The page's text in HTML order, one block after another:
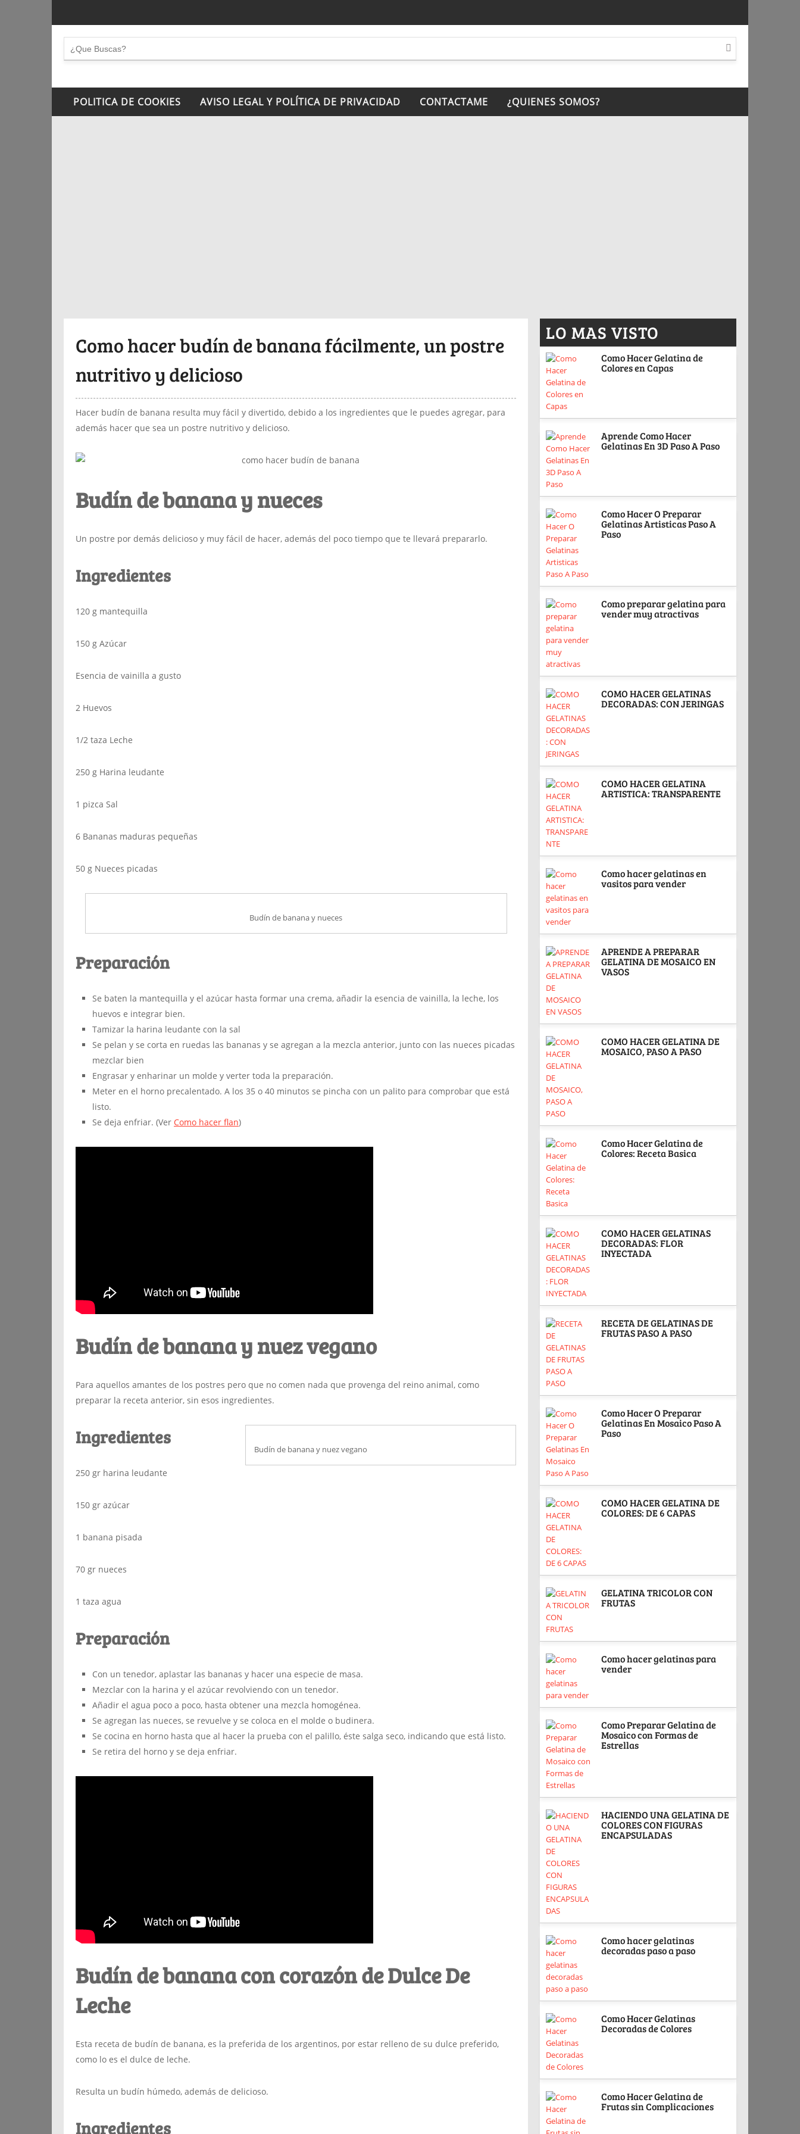
POLITICA DE COOKIES AVISO LEGAL Y POLÍTICA DE PRIVACIDAD CONTACTAME ¿QUIENES SOMOS?
Como hacer budín de banana fácilmente, un postre
nutritivo y delicioso
Hacer budín de banana resulta muy fácil y divertido, debido a los ingredientes que le puedes agregar, para
además hacer que sea un postre nutritivo y delicioso.
Budín de banana y nueces
Un postre por demás delicioso y muy fácil de hacer, además del poco tiempo que te llevará prepararlo.
Ingredientes
120 g mantequilla
150 g Azúcar
Esencia de vainilla a gusto
2 Huevos
1/2 taza Leche
250 g Harina leudante
1 pizca Sal
6 Bananas maduras pequeñas
50 g Nueces picadas
Budín de banana y nueces
Preparación
Se baten la mantequilla y el azúcar hasta formar una crema, añadir la esencia de vainilla, la leche, los
huevos e integrar bien.
Tamizar la harina leudante con la sal
Se pelan y se corta en ruedas las bananas y se agregan a la mezcla anterior, junto con las nueces picadas
mezclar bien
Engrasar y enharinar un molde y verter toda la preparación.
Meter en el horno precalentado. A los 35 o 40 minutos se pincha con un palito para comprobar que está
listo.
Se deja enfriar. (Ver Como hacer flan)
Budín de banana y nuez vegano
Para aquellos amantes de los postres pero que no comen nada que provenga del reino animal, como
preparar la receta anterior, sin esos ingredientes.
Budín de banana y nuez vegano
Ingredientes
250 gr harina leudante
150 gr azúcar
1 banana pisada
70 gr nueces
1 taza agua
Preparación
Con un tenedor, aplastar las bananas y hacer una especie de masa.
Mezclar con la harina y el azúcar revolviendo con un tenedor.
Añadir el agua poco a poco, hasta obtener una mezcla homogénea.
Se agregan las nueces, se revuelve y se coloca en el molde o budinera.
Se cocina en horno hasta que al hacer la prueba con el palillo, éste salga seco, indicando que está listo.
Se retira del horno y se deja enfriar.
Budín de banana con corazón de Dulce De
Leche
Esta receta de budín de banana, es la preferida de los argentinos, por estar relleno de su dulce preferido,
como lo es el dulce de leche.
Resulta un budín húmedo, además de delicioso.
Ingredientes
LO MAS VISTO
Como Hacer Gelatina de
Colores en Capas
Aprende Como Hacer
Gelatinas En 3D Paso A Paso
Como Hacer O Preparar
Gelatinas Artisticas Paso A
Paso
Como preparar gelatina para
vender muy atractivas
COMO HACER GELATINAS
DECORADAS: CON JERINGAS
COMO HACER GELATINA
ARTISTICA: TRANSPARENTE
Como hacer gelatinas en
vasitos para vender
APRENDE A PREPARAR
GELATINA DE MOSAICO EN
VASOS
COMO HACER GELATINA DE
MOSAICO, PASO A PASO
Como Hacer Gelatina de
Colores: Receta Basica
COMO HACER GELATINAS
DECORADAS: FLOR
INYECTADA
RECETA DE GELATINAS DE
FRUTAS PASO A PASO
Como Hacer O Preparar
Gelatinas En Mosaico Paso A
Paso
COMO HACER GELATINA DE
COLORES: DE 6 CAPAS
GELATINA TRICOLOR CON
FRUTAS
Como hacer gelatinas para
vender
Como Preparar Gelatina de
Mosaico con Formas de
Estrellas
HACIENDO UNA GELATINA DE
COLORES CON FIGURAS
ENCAPSULADAS
Como hacer gelatinas
decoradas paso a paso
Como Hacer Gelatinas
Decoradas de Colores
Como Hacer Gelatina de
Frutas sin Complicaciones